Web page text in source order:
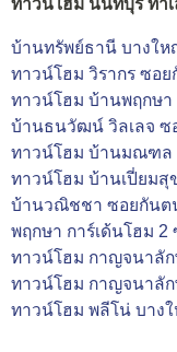
ทาวน์โฮม นนทบุรี ทำ
บ้านทรัพย์ธานี บางใ
ทาวน์โฮม วิรากร ซอ
ทาวน์โฮม บ้านพฤกษ
บ้านธนวัฒน์ วิลเลจ ซ
ทาวน์โฮม บ้านมณฑล
ทาวน์โฮม บ้านเปี่ยม
บ้านวณิชชา ซอยกันต
พฤกษา การ์เด้นโฮม 2
ทาวน์โฮม กาญจนาลั
ทาวน์โฮม กาญจนาลั
ทาวน์โฮม พลีโน่ บาง